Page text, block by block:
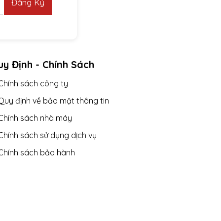
Đăng Ký
Định - Chính Sách
sách công ty
định về bảo mật thông tin
sách nhà máy
sách sử dụng dịch vụ
sách bảo hành